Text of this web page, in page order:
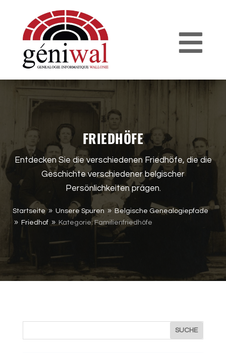
FRIEDHÖFE
Entdecken Sie die verschiedenen Friedhöfe, die die
Geschichte verschiedener belgischer
Persönlichkeiten prägen.
Startseite 9 Unsere Spuren 9 Belgische Genealogiepfade
9 Friedhof 9 Kategorie: Familienfriedhöfe